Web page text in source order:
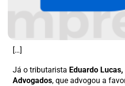
[…]
Já o tributarista Eduardo
Advogados, que advogou a